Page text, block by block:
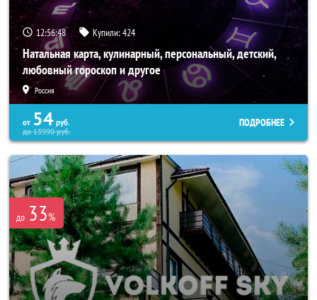
12:56:44 Купили:424
Натальная карта, кулинарный, персональный, детский,
любовный гороскоп и другое
Россия
от 54 руб.
до13990руб.
ПОДРОБНЕЕ
до 33%